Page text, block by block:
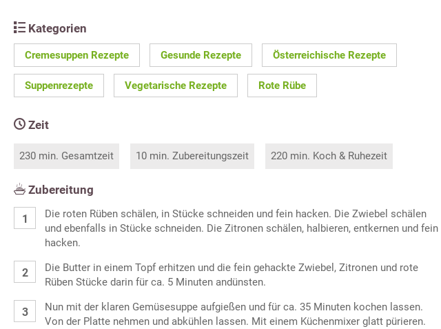
Kategorien
Cremesuppen Rezepte Gesunde Rezepte Österreichische Rezepte
Suppenrezepte Vegetarische Rezepte Rote Rübe
Zeit
230 min. Gesamtzeit 10 min. Zubereitungszeit 220 min. Koch & Ruhezeit
Zubereitung
Die roten Rüben schälen, in Stücke schneiden und fein hacken. Die Zwiebel schälen
und ebenfalls in Stücke schneiden. Die Zitronen schälen, halbieren, entkernen und fein
hacken.
Die Butter in einem Topf erhitzen und die fein gehackte Zwiebel, Zitronen und rote
Rüben Stücke darin für ca. 5 Minuten andünsten.
Nun mit der klaren Gemüsesuppe aufgießen und für ca. 35 Minuten kochen lassen.
Von der Platte nehmen und abkühlen lassen. Mit einem Küchenmixer glatt pürieren.